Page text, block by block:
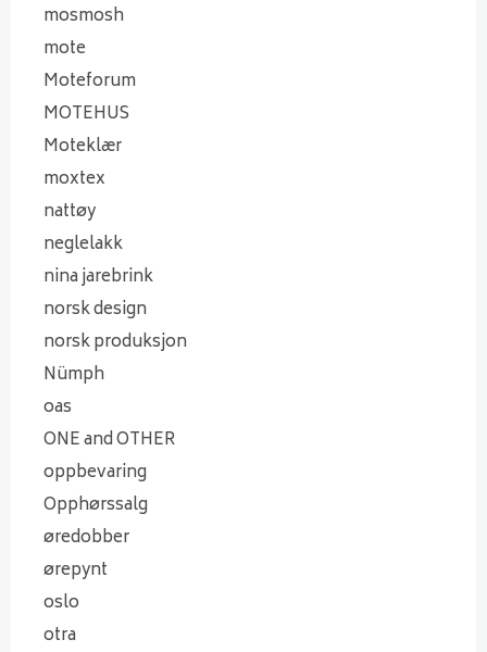
mosmosh
mote
Moteforum
MOTEHUS
Moteklær
moxtex
nattøy
neglelakk
nina jarebrink
norsk design
norsk produksjon
Nümph
oas
ONE and OTHER
oppbevaring
Opphørssalg
øredobber
ørepynt
oslo
otra